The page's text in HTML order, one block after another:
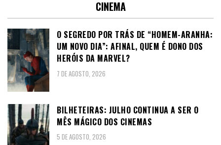
CINEMA
O SEGREDO POR TRÁS DE “HOMEM-ARANHA:
UM NOVO DIA”: AFINAL, QUEM É DONO DOS
HERÓIS DA MARVEL?
7 DE AGOSTO, 2026
BILHETEIRAS: JULHO CONTINUA A SER O
MÊS MÁGICO DOS CINEMAS
5 DE AGOSTO, 2026